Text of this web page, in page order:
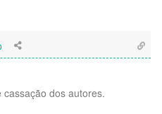
dos autores.